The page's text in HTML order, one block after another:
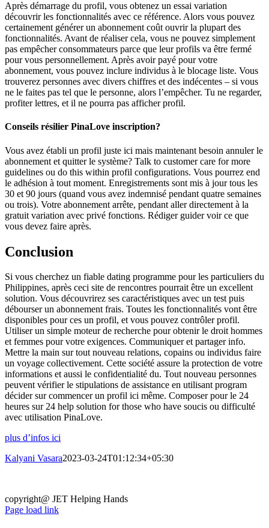
Après démarrage du profil, vous obtenez un essai variation
découvrir les fonctionnalités avec ce référence. Alors vous pouvez
certainement générer un abonnement coût ouvrir la plupart des
fonctionnalités. Avant de réaliser cela, vous ne pouvez simplement
pas empêcher consommateurs parce que leur profils va être fermé
pour vous personnellement. Après avoir payé pour votre
abonnement, vous pouvez inclure individus à le blocage liste. Vous
trouverez personnes avec divers chiffres et des indécentes – si vous
ne le faites pas tel que le personne, alors l’empêcher. Tu ne regarder,
profiter lettres, et il ne pourra pas afficher profil.
Conseils résilier PinaLove inscription?
Vous avez établi un profil juste ici mais maintenant besoin annuler le
abonnement et quitter le système? Talk to customer care for more
guidelines ou do this within profil configurations. Vous pourrez end
le adhésion à tout moment. Enregistrements sont mis à jour tous les
30 et 90 jours (quand vous avez indemnisé pendant quatre semaines
ou trois). Votre abonnement arrête, pendant aller directement à la
gratuit variation avec privé fonctions. Rédiger guider voir ce que
vous devez faire après.
Conclusion
Si vous cherchez un fiable dating programme pour les particuliers du
Philippines, après ceci site de rencontres pourrait être un excellent
solution. Vous découvrirez ses caractéristiques avec un test puis
débourser un abonnement frais. Toutes les fonctionnalités vont être
disponibles pour ces un profil, et vous pouvez contrôler profil.
Utiliser un simple moteur de recherche pour obtenir le droit hommes
et femmes pour votre exigences. Communiquer et partager info.
Mettre la main sur tout nouveau relations, copains ou individus faire
un voyage collectivement. Cette société assure la protection de votre
informations et aussi le confidentialité du. Tout nouveau personnes
peuvent vérifier le stipulations de assistance en utilisant program
décider sur commencer un profil ici même. Composer pour le 24
heures sur 24 help solution for those who have soucis ou difficulté
avec utilisation PinaLove.
plus d’infos ici
Kalyani Vasara2023-03-24T01:12:34+05:30
copyright@ JET Helping Hands
Page load link